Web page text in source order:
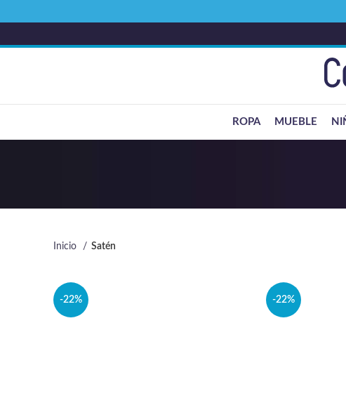
ROPA MUEBLE
Inicio Satén
-22% -22%